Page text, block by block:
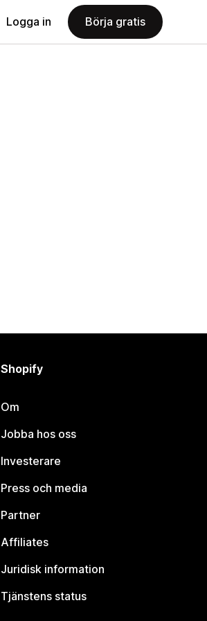
Logga in Börja gratis
Shopify
Om
Jobba hos oss
Investerare
Press och media
Partner
Affiliates
Juridisk information
Tjänstens status